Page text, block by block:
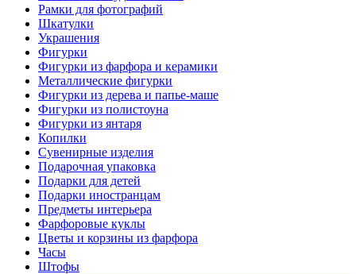
Рамки для фотографий
Шкатулки
Украшения
Фигурки
Фигурки из фарфора и керамики
Металлические фигурки
Фигурки из дерева и папье-маше
Фигурки из полистоуна
Фигурки из янтаря
Копилки
Сувенирные изделия
Подарочная упаковка
Подарки для детей
Подарки иностранцам
Предметы интерьера
Фарфоровые куклы
Цветы и корзины из фарфора
Часы
Штофы